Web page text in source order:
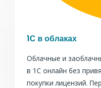
1С в облаках
Облачные и
в 1С онлайн без
покупки лицензий.